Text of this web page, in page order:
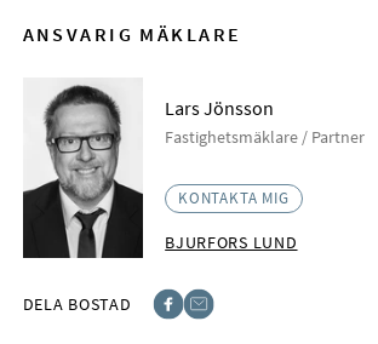
ANSVARIG MÄKLARE
Lars Jönsson
Fastighetsmäklare / Partner
KONTAKTA MIG
BJURFORS LUND
DELA BOSTAD